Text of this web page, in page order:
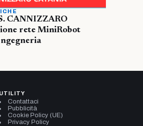
CANNIZZARO
rete MiniRobot
UTILITY
Contattaci
Pubblicità
Cookie Policy (UE)
Privacy Policy